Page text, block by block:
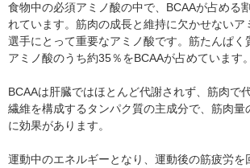
食物中の必須アミノ酸の中で、BCAAが占める
れています。筋肉の成長と維持に欠かせないア
選手にとって重要なアミノ酸です。筋たんぱく
アミノ酸のうち約35％をBCAAが占めています。
BCAAは肝臓ではほとんど代謝されず、筋肉で
繊維を構成するタンパク質の主成分で、筋肉量
に効果があります。
運動中のエネルギーとなり、運動後の筋疲労を